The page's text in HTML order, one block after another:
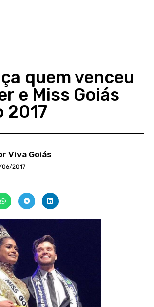
quem venceu
e Miss Goiás
2017
Viva Goiás
06/2017